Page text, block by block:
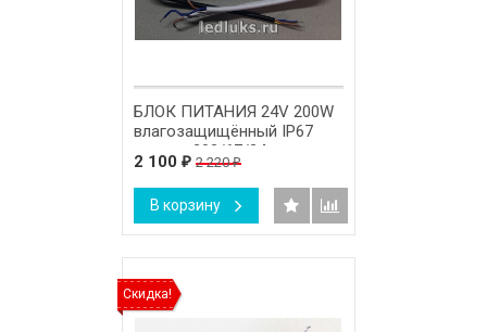
БЛОК ПИТАНИЯ 24V 200W
влагозащищённый IP67
размер 203/67/34 мм.
2 100 ₽ 2 220₽
В корзину
Скидка!